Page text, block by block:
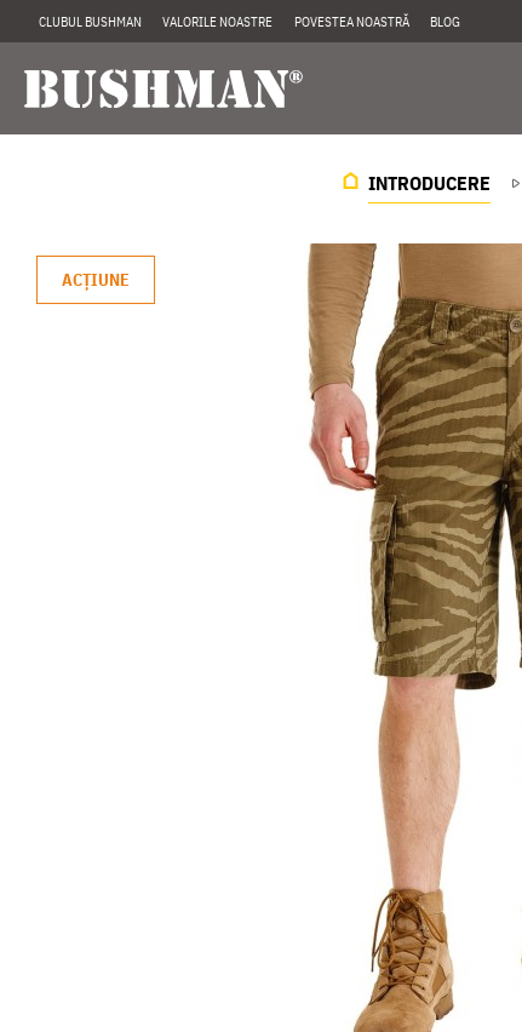
CLUBUL BUSHMAN VALORILE NOASTRE POVESTEA NOASTRĂ BLOG
INTRODUCERE
ACŢIUNE